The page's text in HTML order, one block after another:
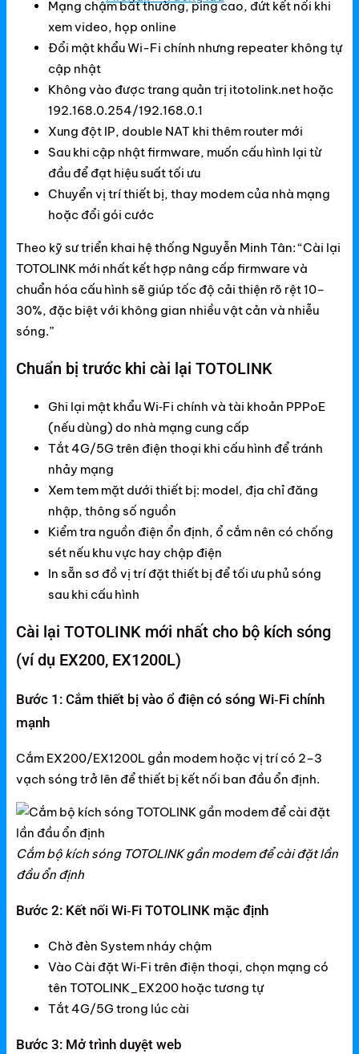
NetMax Router
NetMax Switch
NetMax WiFi
Phụ Kiện NetMax
Huawei
Huawei Router WiFi
Huawei eKitEngine
Phụ Kiện Huawei
Mercusys
Mercusys Switch
Mercusys 4G
Linksys
Linksys Router WiFi
Linksys Switch
Linksys WiFi
Phụ kiện Linksys
H3C
Wireless
Switch
Home Router WiFi
EnGenius
EnGenius Switch
EnGenius WiFi
Phụ kiện EnGenius
EnGenius Controller
Ruijie
Mạng chậm bất thường, ping cao, đứt kết nối khi
xem video, họp online
Đổi mật khẩu Wi-Fi chính nhưng repeater không tự
cập nhật
Không vào được trang quản trị itotolink.net hoặc
192.168.0.254/192.168.0.1
Xung đột IP, double NAT khi thêm router mới
Sau khi cập nhật firmware, muốn cấu hình lại từ
đầu để đạt hiệu suất tối ưu
Chuyển vị trí thiết bị, thay modem của nhà mạng
hoặc đổi gói cước
Theo kỹ sư triển khai hệ thống Nguyễn Minh Tân: “Cài lại
TOTOLINK mới nhất kết hợp nâng cấp firmware và
chuẩn hóa cấu hình sẽ giúp tốc độ cải thiện rõ rệt 10–
30%, đặc biệt với không gian nhiều vật cản và nhiễu
sóng.”
Chuẩn bị trước khi cài lại TOTOLINK
Ghi lại mật khẩu Wi‑Fi chính và tài khoản PPPoE
(nếu dùng) do nhà mạng cung cấp
Tắt 4G/5G trên điện thoại khi cấu hình để tránh
nhảy mạng
Xem tem mặt dưới thiết bị: model, địa chỉ đăng
nhập, thông số nguồn
Kiểm tra nguồn điện ổn định, ổ cắm nên có chống
sét nếu khu vực hay chập điện
In sẵn sơ đồ vị trí đặt thiết bị để tối ưu phủ sóng
sau khi cấu hình
Cài lại TOTOLINK mới nhất cho bộ kích sóng
(ví dụ EX200, EX1200L)
Bước 1: Cắm thiết bị vào ổ điện có sóng Wi‑Fi chính
mạnh
Cắm EX200/EX1200L gần modem hoặc vị trí có 2–3
vạch sóng trở lên để thiết bị kết nối ban đầu ổn định.
Cắm bộ kích sóng TOTOLINK gần modem để cài đặt lần
đầu ổn định
Bước 2: Kết nối Wi‑Fi TOTOLINK mặc định
Chờ đèn System nháy chậm
Vào Cài đặt Wi‑Fi trên điện thoại, chọn mạng có
tên TOTOLINK_EX200 hoặc tương tự
Tắt 4G/5G trong lúc cài
Bước 3: Mở trình duyệt web